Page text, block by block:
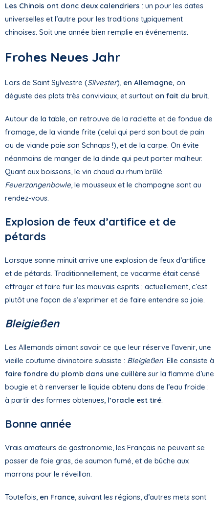
Les Chinois ont donc deux calendriers : un pour les dates
universelles et l’autre pour les traditions typiquement
chinoises. Soit une année bien remplie en événements.
Frohes Neues Jahr
Lors de Saint Sylvestre (Silvester), en Allemagne, on
déguste des plats très conviviaux, et surtout on fait du bruit.
Autour de la table, on retrouve de la raclette et de fondue de
fromage, de la viande frite (celui qui perd son bout de pain
ou de viande paie son Schnaps !), et de la carpe. On évite
néanmoins de manger de la dinde qui peut porter malheur.
Quant aux boissons, le vin chaud au rhum brûlé
Feuerzangenbowle, le mousseux et le champagne sont au
rendez-vous.
Explosion de feux d’artifice et de
pétards
Lorsque sonne minuit arrive une explosion de feux d’artifice
et de pétards. Traditionnellement, ce vacarme était censé
effrayer et faire fuir les mauvais esprits ; actuellement, c’est
plutôt une façon de s’exprimer et de faire entendre sa joie.
Bleigießen
Les Allemands aimant savoir ce que leur réserve l’avenir, une
vieille coutume divinatoire subsiste : Bleigießen. Elle consiste à
faire fondre du plomb dans une cuillère sur la flamme d’une
bougie et à renverser le liquide obtenu dans de l’eau froide :
à partir des formes obtenues, l’oracle est tiré.
Bonne année
Vrais amateurs de gastronomie, les Français ne peuvent se
passer de foie gras, de saumon fumé, et de bûche aux
marrons pour le réveillon.
Toutefois, en France, suivant les régions, d’autres mets sont